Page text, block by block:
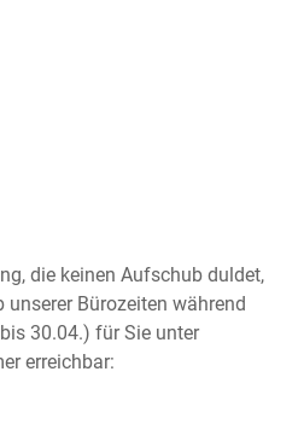
die keinen Aufschub duldet,
Bürozeiten während
30.04.) für Sie unter
erreichbar: